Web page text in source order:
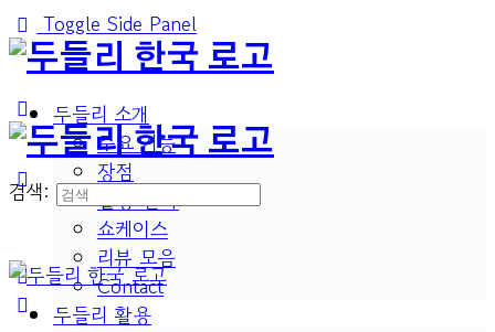
Toggle Side Panel
두들리 소개
주요 기능
장점
활용 분야
쇼케이스
리뷰 모음
Contact
두들리 활용
검색: